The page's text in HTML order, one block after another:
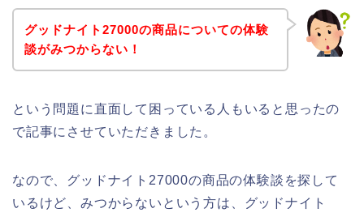
グッドナイト27000の商品についての体験
談がみつからない！
という問題に直面して困っている人もいると思ったの
で記事にさせていただきました。
なので、グッドナイト27000の商品の体験談を探して
いるけど、みつからないという方は、グッドナイト